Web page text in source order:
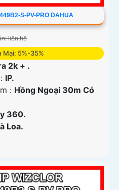
S-PV-PRO DAHUA
liên hệ
Mại: 5%-35%
2k + .
IP.
: Hồng Ngoại 30m Có
360.
Loa.